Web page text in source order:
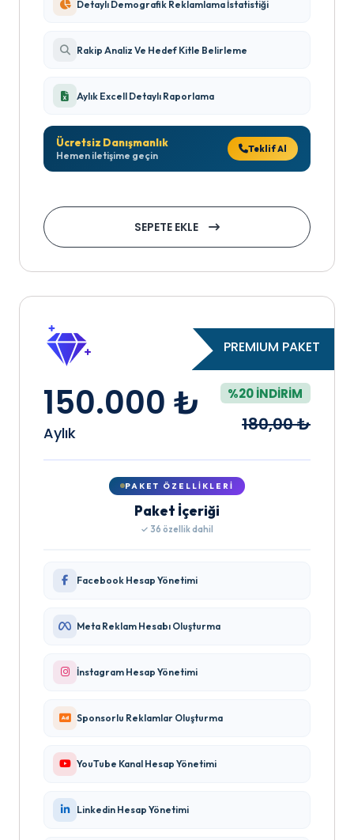
Detaylı Demografik Reklamlama İstatistiği
Rakip Analiz Ve Hedef Kitle Belirleme
Aylık Excell Detaylı Raporlama
Ücretsiz Danışmanlık
Hemen iletişime geçin
Teklif Al
SEPETE EKLE
PREMIUM PAKET
150.000 ₺
Aylık
%20 İNDIRIM
180,00 ₺
PAKET ÖZELLIKLERI
Paket İçeriği
✓ 36 özellik dahil
Facebook Hesap Yönetimi
Meta Reklam Hesabı Oluşturma
İnstagram Hesap Yönetimi
Sponsorlu Reklamlar Oluşturma
YouTube Kanal Hesap Yönetimi
Linkedin Hesap Yönetimi